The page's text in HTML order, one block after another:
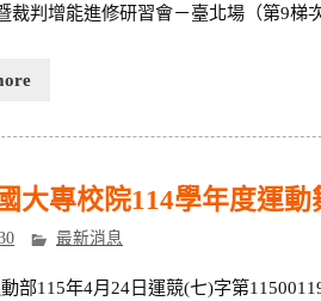
裁判增能進修研習會－臺北場（第9梯
大專校院114學年度運
最新消息
部115年4月24日運競(七)字第